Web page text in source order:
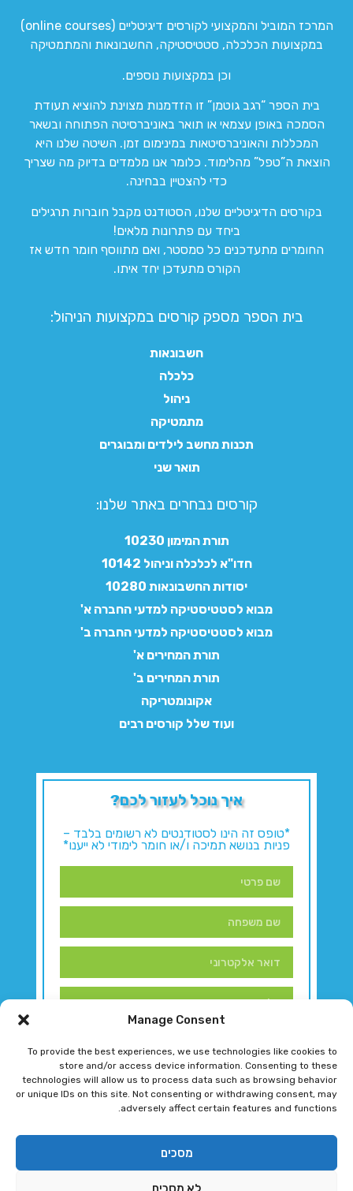
Manage Consent
To provide the best experiences, we use technologies like cookies to
store and/or access device information. Consenting to these
technologies will allow us to process data such as browsing behavior
or unique IDs on this site. Not consenting or withdrawing consent, may
adversely affect certain features and functions.
מסכים
המרכז המוביל והמקצועי לקורסים דיגיטליים (online courses)
במקצועות הכלכלה, סטטיסטיקה, החשבונאות והמתמטיקה
וכן במקצועות נוספים.
בית הספר “רגב גוטמן” זו הזדמנות מצוינת להוציא תעודת
הסמכה באופן עצמאי או תואר באוניברסיטה הפתוחה ובשאר
המכללות והאוניברסיטאות במינימום זמן. השיטה שלנו היא
הוצאת ה”טפל” מהלימוד. כלומר אנו מלמדים בדיוק מה שצריך
כדי להצטיין בבחינה.
בקורסים הדיגיטליים שלנו, הסטודנט מקבל חוברות תרגילים
ביחד עם פתרונות מלאים!
החומרים מתעדכנים כל סמסטר, ואם מתווסף חומר חדש אז
הקורס מתעדכן יחד איתו.
בית הספר מספק קורסים במקצועות הניהול:
חשבונאות
כלכלה
ניהול
מתמטיקה
תכנות מחשב לילדים ומבוגרים
תואר שני
קורסים נבחרים באתר שלנו:​
תורת המימון 10230
חדו"א לכלכלה וניהול 10142
יסודות החשבונאות 10280
מבוא לסטטיסטיקה למדעי החברה א'
מבוא לסטטיסטיקה למדעי החברה ב'
תורת המחירים א'
תורת המחירים ב'
אקונומטריקה
ועוד שלל קורסים רבים
איך נוכל לעזור לכם?
*טופס זה הינו לסטודנטים לא רשומים בלבד –
פניות בנושא תמיכה ו/או חומר לימודי לא ייענו*